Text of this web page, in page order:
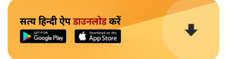
सत्य हिन्दी ऐपडाउनलोडकरें